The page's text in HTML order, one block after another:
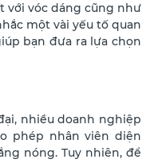
với vóc dáng cũng như
một vài yếu tố quan
bạn đưa ra lựa chọn
nhiều doanh nghiệp
phép nhân viên diện
nóng. Tuy nhiên, để